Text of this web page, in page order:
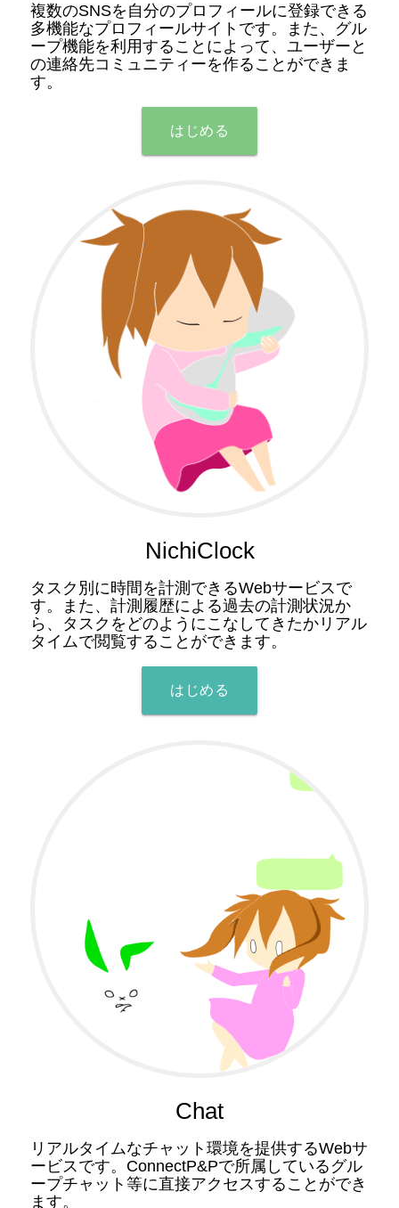
複数のSNSを自分のプロフィールに登録できる
多機能なプロフィールサイトです。また、グル
ープ機能を利用することによって、ユーザーと
の連絡先コミュニティーを作ることができま
す。
はじめる
NichiClock
タスク別に時間を計測できるWebサービスで
す。また、計測履歴による過去の計測状況か
ら、タスクをどのようにこなしてきたかリアル
タイムで閲覧することができます。
はじめる
Chat
リアルタイムなチャット環境を提供するWebサ
ービスです。ConnectP&Pで所属しているグル
ープチャット等に直接アクセスすることができ
ます。